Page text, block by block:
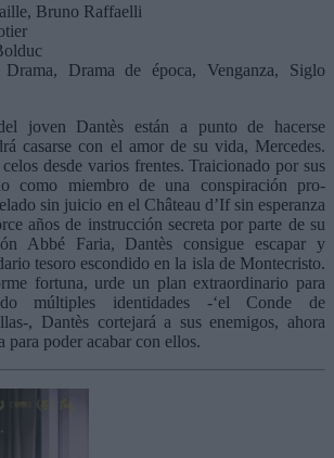
Bruno Raffaelli
Drama, Drama de época, Venganza, Siglo
joven Dantès están a punto de hacerse
casarse con el amor de su vida, Mercedes.
desde varios frentes. Traicionado por sus
como miembro de una conspiración pro-
sin juicio en el Château d’If sin esperanza
años de instrucción secreta por parte de su
Abbé Faria, Dantès consigue escapar y
tesoro escondido en la isla de Montecristo.
fortuna, urde un plan extraordinario para
múltiples identidades -‘el Conde de
, Dantès cortejará a sus enemigos, ahora
para poder acabar con ellos.